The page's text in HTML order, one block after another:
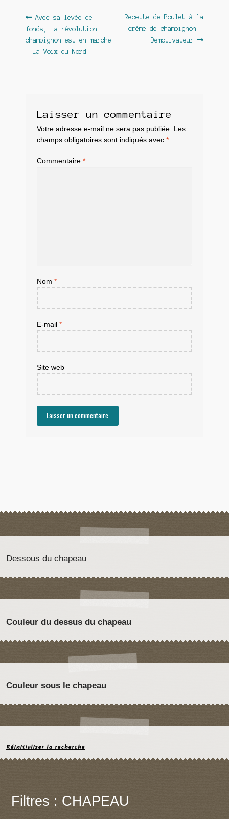
Navigation
de
l’article
Article
précédent :
Avec sa levée de
fonds, La révolution
champignon est en marche
– La Voix du Nord
Article
suivant :
Recette de Poulet à la
crème de champignon –
Demotivateur
Laisser un commentaire
Votre adresse e-mail ne sera pas publiée.
Les
champs obligatoires sont indiqués avec *
Commentaire *
Nom *
E-mail *
Site web
Dessous du chapeau
Couleur du dessus du chapeau
Couleur sous le chapeau
Réinitialiser la recherche
Filtres : CHAPEAU